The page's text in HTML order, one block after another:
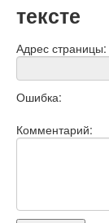
тексте
Адрес страницы:
Ошибка:
Комментарий: